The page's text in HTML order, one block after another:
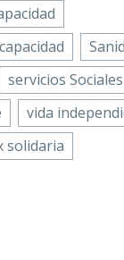
servicios Sociales
vida
solidaria